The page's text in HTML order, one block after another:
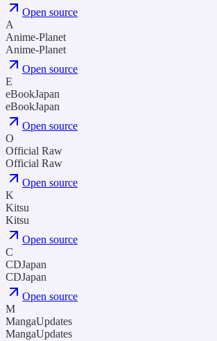
Open source
A
Anime-Planet
Anime-Planet
Open source
E
eBookJapan
eBookJapan
Open source
O
Official Raw
Official Raw
Open source
K
Kitsu
Kitsu
Open source
C
CDJapan
CDJapan
Open source
M
MangaUpdates
MangaUpdates